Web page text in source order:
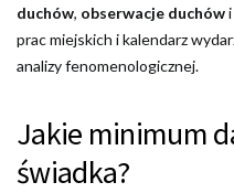
duchów, obserwacje duchówi
prac miejskich i kalendarz
analizy fenomenologicznej.
Jakie minimum
świadka?